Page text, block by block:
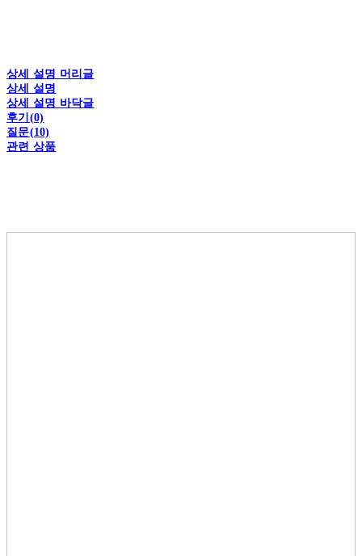
상세 설명 머리글
상세 설명
상세 설명 바닥글
후기(0)
질문(10)
관련 상품